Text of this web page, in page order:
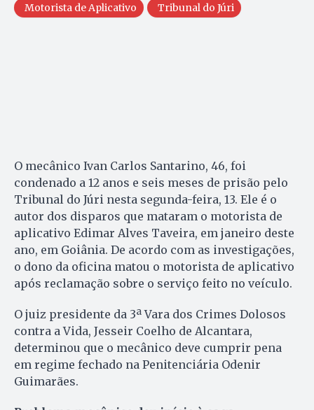
Motorista de Aplicativo
Tribunal do Júri
O mecânico Ivan Carlos Santarino, 46, foi
condenado a 12 anos e seis meses de prisão pelo
Tribunal do Júri nesta segunda-feira, 13. Ele é o
autor dos disparos que mataram o motorista de
aplicativo Edimar Alves Taveira, em janeiro deste
ano, em Goiânia. De acordo com as investigações,
o dono da oficina matou o motorista de aplicativo
após reclamação sobre o serviço feito no veículo.
O juiz presidente da 3ª Vara dos Crimes Dolosos
contra a Vida, Jesseir Coelho de Alcantara,
determinou que o mecânico deve cumprir pena
em regime fechado na Penitenciária Odenir
Guimarães.